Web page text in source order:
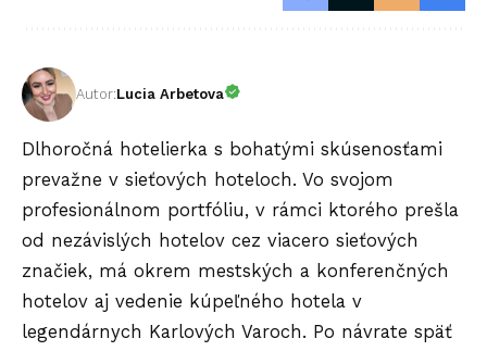
Autor:Lucia Arbetova
Dlhoročná hotelierka s bohatými skúsenosťami
prevažne v sieťových hoteloch. Vo svojom
profesionálnom portfóliu, v rámci ktorého prešla
od nezávislých hotelov cez viacero sieťových
značiek, má okrem mestských a konferenčných
hotelov aj vedenie kúpeľného hotela v
legendárnych Karlových Varoch. Po návrate späť